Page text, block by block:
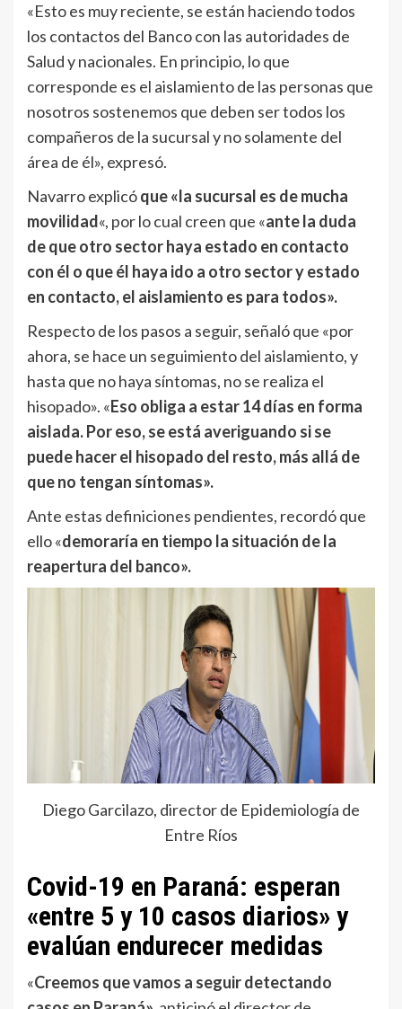
«Esto es muy reciente, se están haciendo todos
los contactos del Banco con las autoridades de
Salud y nacionales. En principio, lo que
corresponde es el aislamiento de las personas que
nosotros sostenemos que deben ser todos los
compañeros de la sucursal y no solamente del
área de él», expresó.
Navarro explicóque «la sucursal es de mucha
movilidad«, por lo cual creen que «ante la duda
de que otro sector haya estado en contacto
con él o que él haya ido a otro sector y estado
en contacto, el aislamiento es para todos».
Respecto de los pasos a seguir, señaló que «por
ahora, se hace un seguimiento del aislamiento, y
hasta que no haya síntomas, no se realiza el
hisopado». «Eso obliga a estar 14 días en forma
aislada. Por eso, se está averiguando si se
puede hacer el hisopado del resto, más allá de
que no tengan síntomas».
Ante estas definiciones pendientes, recordó que
ello «demoraría en tiempo la situación de la
reapertura del banco».
Diego Garcilazo, director de Epidemiología de
Entre Ríos
Covid-19 en Paraná: esperan
«entre 5 y 10 casos diarios» y
evalúan endurecer medidas
«Creemos que vamos a seguir detectando